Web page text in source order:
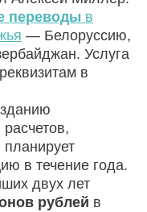
переводы в
— Белоруссию,
Услуга
в
планирует
в течение года.
двух лет
рублей в